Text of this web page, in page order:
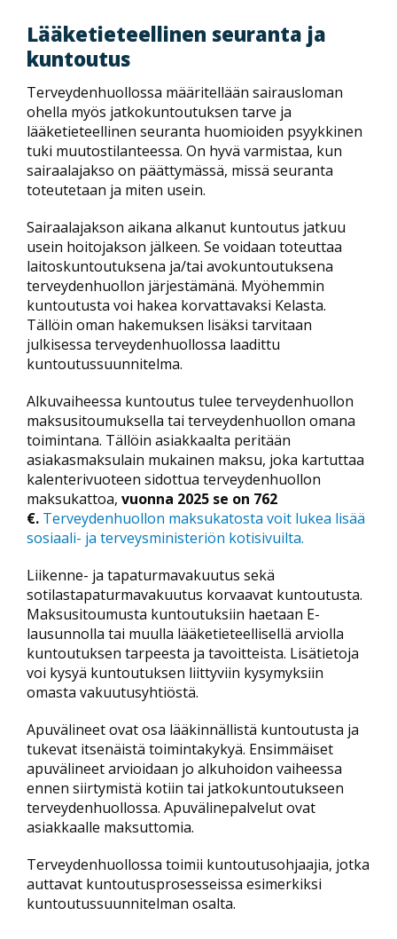
Lääketieteellinen seuranta ja
kuntoutus
Terveydenhuollossa määritellään sairausloman
ohella myös jatkokuntoutuksen tarve ja
lääketieteellinen seuranta huomioiden psyykkinen
tuki muutostilanteessa. On hyvä varmistaa, kun
sairaalajakso on päättymässä, missä seuranta
toteutetaan ja miten usein.
Sairaalajakson aikana alkanut kuntoutus jatkuu
usein hoitojakson jälkeen. Se voidaan toteuttaa
laitoskuntoutuksena ja/tai avokuntoutuksena
terveydenhuollon järjestämänä. Myöhemmin
kuntoutusta voi hakea korvattavaksi Kelasta.
Tällöin oman hakemuksen lisäksi tarvitaan
julkisessa terveydenhuollossa laadittu
kuntoutussuunnitelma.
Alkuvaiheessa kuntoutus tulee terveydenhuollon
maksusitoumuksella tai terveydenhuollon omana
toimintana. Tällöin asiakkaalta peritään
asiakasmaksulain mukainen maksu, joka kartuttaa
kalenterivuoteen sidottua terveydenhuollon
maksukattoa, vuonna 2025 se on 762
€. Terveydenhuollon maksukatosta voit lukea lisää
sosiaali- ja terveysministeriön kotisivuilta.
Liikenne- ja tapaturmavakuutus sekä
sotilastapaturmavakuutus korvaavat kuntoutusta.
Maksusitoumusta kuntoutuksiin haetaan E-
lausunnolla tai muulla lääketieteellisellä arviolla
kuntoutuksen tarpeesta ja tavoitteista. Lisätietoja
voi kysyä kuntoutuksen liittyviin kysymyksiin
omasta vakuutusyhtiöstä.
Apuvälineet ovat osa lääkinnällistä kuntoutusta ja
tukevat itsenäistä toimintakykyä. Ensimmäiset
apuvälineet arvioidaan jo alkuhoidon vaiheessa
ennen siirtymistä kotiin tai jatkokuntoutukseen
terveydenhuollossa. Apuvälinepalvelut ovat
asiakkaalle maksuttomia.
Terveydenhuollossa toimii kuntoutusohjaajia, jotka
auttavat kuntoutusprosesseissa esimerkiksi
kuntoutussuunnitelman osalta.